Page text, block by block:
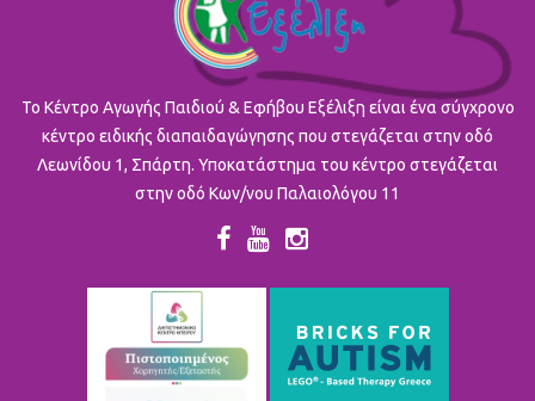
To Κέντρο Αγωγής Παιδιού & Εφήβου Εξέλιξη είναι ένα σύγχρονο
κέντρο ειδικής διαπαιδαγώγησης που στεγάζεται στην οδό
Λεωνίδου 1, Σπάρτη. Υποκατάστημα του κέντρο στεγάζεται
στην οδό Κων/νου Παλαιολόγου 11